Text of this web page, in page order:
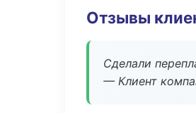
Отзывы
Сделали
— Клиент